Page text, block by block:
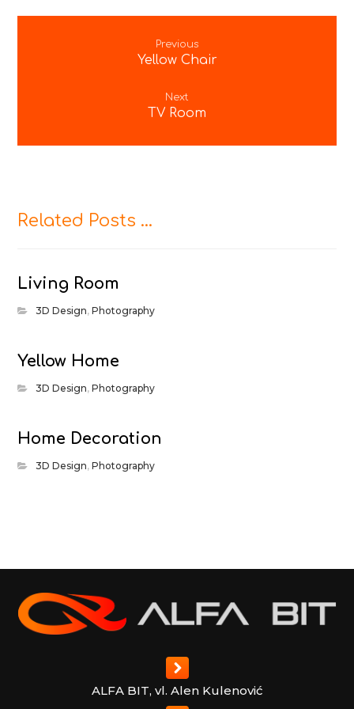
Previous
Yellow Chair
Next
TV Room
Related Posts ...
Living Room
3D Design,Photography
Yellow Home
3D Design,Photography
Home Decoration
3D Design,Photography
ALFA BIT, vl. Alen Kulenović